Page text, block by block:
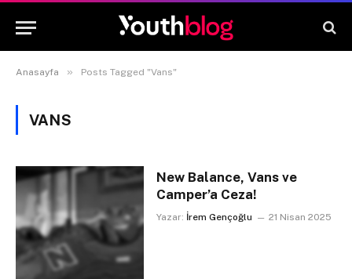
Anasayfa » Posts Tagged "Vans"
VANS
New Balance, Vans ve
Camper’a Ceza!
Yazar: İrem Gençoğlu 21 Nisan 2025